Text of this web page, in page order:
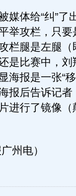
体给“纠”了
举攻栏，只要
栏腿是左腿（
是比赛中，刘
海报是一张“
报后告诉记
进行了镜像
州电）